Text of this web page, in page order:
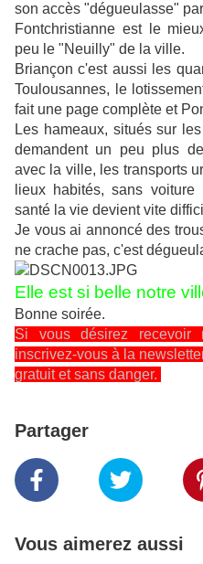
son accès "dégueulasse"
Fontchristianne est le
peu le "Neuilly" de la ville.
Briançon c'est aussi les
Toulousannes, le
fait une page complète et
Les hameaux, situés sur
demandent un peu plus
avec la ville, les transports
lieux habités, sans
santé la vie devient vite
Je vous ai annoncé des
ne crache pas, c'est
Elle est si belle notre
Bonne soirée.
Si vous désirez recevoir
inscrivez-vous à la
gratuit et sans danger.
Partager
Vous aimerez aussi